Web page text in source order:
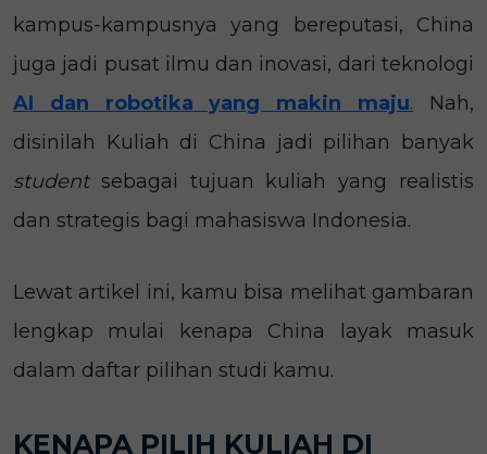
kampus-kampusnya yang bereputasi, China
juga jadi pusat ilmu dan inovasi, dari teknologi
AI dan robotika yang makin maju. Nah,
disinilah Kuliah di China jadi pilihan banyak
student sebagai tujuan kuliah yang realistis
dan strategis bagi mahasiswa Indonesia.
Lewat artikel ini, kamu bisa melihat gambaran
lengkap mulai kenapa China layak masuk
dalam daftar pilihan studi kamu.
KENAPA PILIH KULIAH DI